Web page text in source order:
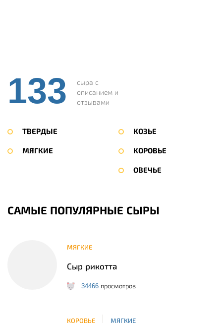
133
сыра с
описанием и
отзывами
ТВЕРДЫЕ
МЯГКИЕ
КОЗЬЕ
КОРОВЬЕ
ОВЕЧЬЕ
САМЫЕ ПОПУЛЯРНЫЕ СЫРЫ
МЯГКИЕ
Сыр рикотта
34466 просмотров
КОРОВЬЕ МЯГКИЕ